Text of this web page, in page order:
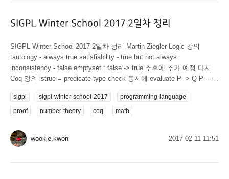
SIGPL Winter School 2017 2일차 정리
SIGPL Winter School 2017 2일차 정리 Martin Ziegler Logic 강의
tautology - always true satisfiability - true but not always
inconsistency - false emptyset : false -> true 추후에 추가 예정 다시
Coq 강의 istrue = predicate type check 동시에 evaluate P -> Q P ------
1+(n:nat)->false 는 가능 evaluation은 증명을 단순화 시키는 것,
simplify type checking 할 때 evaluation 해도 안전함 eval termination...
sigpl sigpl-winter-school-2017
programming-language
proof
number-theory coq math
wookje.kwon 2017-02-11 11:51